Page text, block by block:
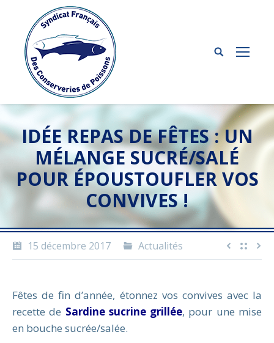
IDÉE REPAS DE FÊTES : UN
MÉLANGE SUCRÉ/SALÉ
POUR ÉPOUSTOUFLER VOS
CONVIVES !
15 décembre 2017 Actualités
Fêtes de fin d’année, étonnez vos convives avec la
recette de Sardine sucrine grillée, pour une mise
en bouche sucrée/salée.